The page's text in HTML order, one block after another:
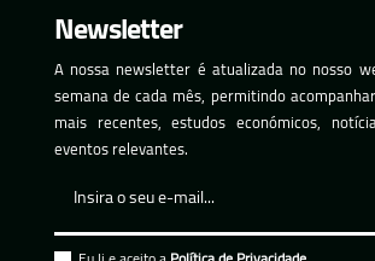
Newsletter
A nossa newsletter é atualizada no nosso
semana de cada mês, permitindo
mais recentes, estudos económicos,
eventos relevantes.